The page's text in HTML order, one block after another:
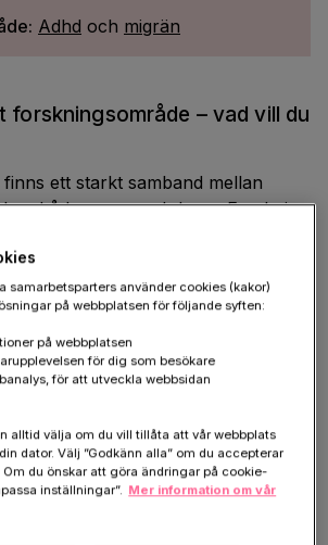
Adhd och migrän
forskningsområde – vad vill du
ett starkt samband mellan
båda vuxna och barn. Forskning
livskvalitet och mer mental ohälsa
endast en av diagnoserna. Det är
driver samsjuklighet mellan adhd
finns väldigt lite forskning inom
specifikt till att 1) etablera till
faktorer kan förklara
adhd och migrän, 2) identifiera
som ökar risken för både
studera de biologiska
samarbetsparters använder cookies (kakor)
på webbplatsen för följande syften:
på webbplatsen
för dig som besökare
för att utveckla webbsidan
alltid välja om du vill tillåta att vår webbplats
dator. Välj ”Godkänn alla” om du accepterar
Om du önskar att göra ändringar på cookie-
inställningar”. Mer information om vår